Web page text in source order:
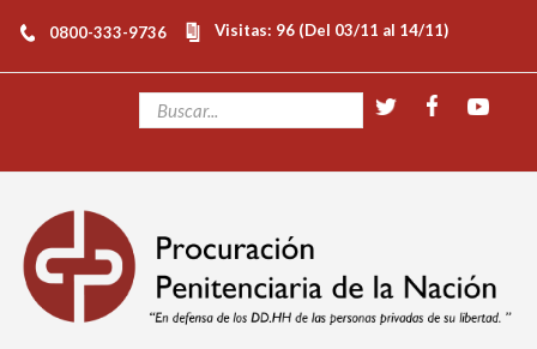
0800-333-9736 Visitas: 96 (Del 03/11 al 14/11)